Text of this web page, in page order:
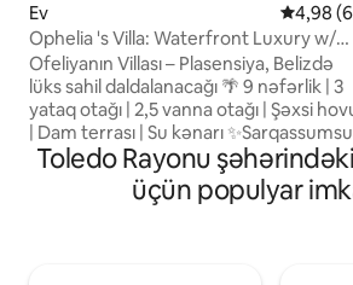
Ev
4,98
Ophelia 's Villa: Waterfront Luxury w/
Private Pool
Ofeliyanın Villası – Plasensiya, Belizdə
lüks sahil daldalanacağı 🌴 9 nəfərlik | 3
yataq otağı | 2,5 vanna otağı | Şəxsi
| Dam terrası | Su kənarı ✨Sarqassumsuz
sahil qonaqlaması✨ Plasensiya
Laqununda yerləşən, dəniz yosunları ilə
bağlı narahatlıq yaşamadan Belizin
Toledo Rayonu
üçün populyar